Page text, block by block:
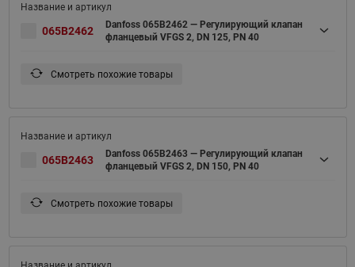
065B2462
Danfoss 065B2462 — Регулирующий клапан
фланцевый VFGS 2, DN 125, PN 40
Смотреть похожие товары
065B2463
Danfoss 065B2463 — Регулирующий клапан
фланцевый VFGS 2, DN 150, PN 40
Смотреть похожие товары